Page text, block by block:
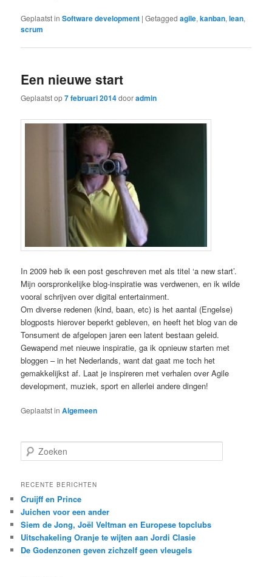
Geplaatst in Software development |Getagged agile,kanban,lean,
scrum
Een nieuwe start
Geplaatst op7 februari 2014dooradmin
In 2009 heb ik een post geschreven met als titel ‘a new start’.
Mijn oorspronkelijke blog-inspiratie was verdwenen, en ik wilde
vooral schrijven over digital entertainment.
Om diverse redenen (kind, baan, etc) is het aantal (Engelse)
blogposts hierover beperkt gebleven, en heeft het blog van de
Tonsument de afgelopen jaren een latent bestaan geleid.
Gewapend met nieuwe inspiratie, ga ik opnieuw starten met
bloggen – in het Nederlands, want dat gaat me toch het
gemakkelijkst af. Laat je inspireren met verhalen over Agile
development, muziek, sport en allerlei andere dingen!
Geplaatst in Algemeen
o
k
n
RECENTE BERICHTEN
Cruijff en Prince
Juichen voor een ander
Siem de Jong, Joël Veltman en Europese topclubs
Uitschakeling Oranje te wijten aan Jordi Clasie
De Godenzonen geven zichzelf geen vleugels